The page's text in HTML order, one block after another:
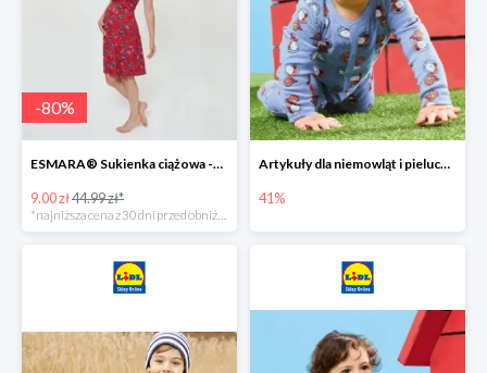
-80%
ESMARA® Sukienka ciążowa -79%
9.00 zł44.99 zł*
Artykuły dla niemowląt i pieluchy w Lidlu Online do -41%
41%